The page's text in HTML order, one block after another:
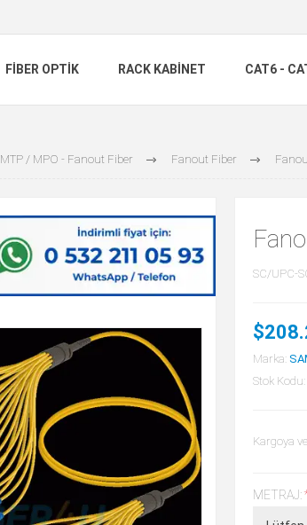
FIBER OPTIK RACK KABINET CAT6 -
MTP / MPO - Fanout Fiber Fanout Fiber
SC/UPC-
Marka:
Stok Kodu:
Kargoya
METRAJ: